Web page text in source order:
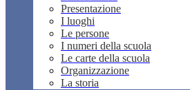
Presentazione
I luoghi
Le persone
I numeri della scuola
Le carte della scuola
Organizzazione
La storia